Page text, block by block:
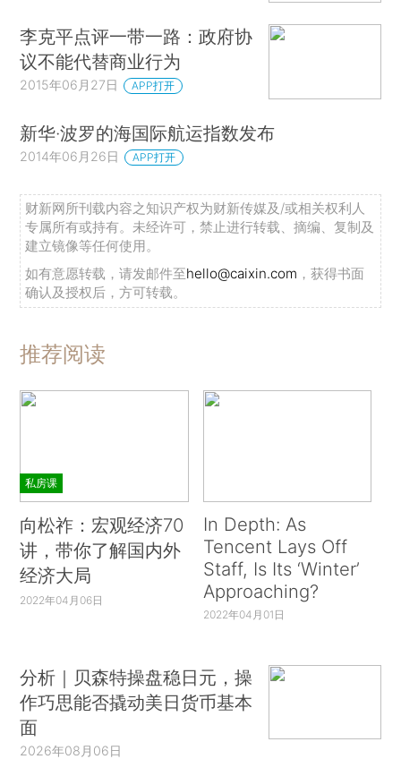
李克平点评一带一路：政府协
议不能代替商业行为
2015年06月27日 APP打开
新华·波罗的海国际航运指数发布
2014年06月26日 APP打开
财新网所刊载内容之知识产权为财新传媒及/或相关权利人
专属所有或持有。未经许可，禁止进行转载、摘编、复制及
建立镜像等任何使用。
如有意愿转载，请发邮件至hello@caixin.com ，获得书面
确认及授权后，方可转载。
推荐阅读
私房课
向松祚：宏观经济70
讲，带你了解国内外
经济大局
2022年04月06日
In Depth: As
Tencent Lays Off
Staff, Is Its ‘Winter’
Approaching?
2022年04月01日
分析｜贝森特操盘稳日元，操
作巧思能否撬动美日货币基本
面
2026年08月06日